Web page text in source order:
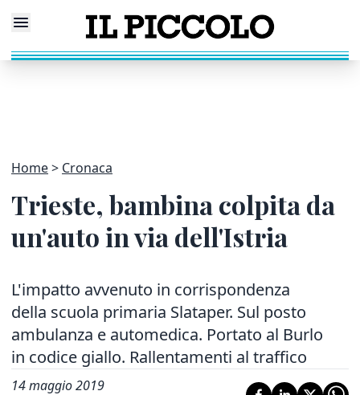
Home Cronaca
Trieste, bambina colpita da
un'auto in via dell'Istria
L'impatto avvenuto in corrispondenza
della scuola primaria Slataper. Sul posto
ambulanza e automedica. Portato al Burlo
in codice giallo. Rallentamenti al traffico
14 maggio 2019